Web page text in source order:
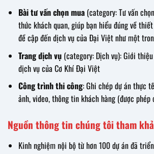
Bài tư vấn chọn mua(category: Tư vấn
thức khách quan, giúp bạn hiểu đúng về
đề cập đến dịch vụ của Đại Việt như một
Trang dịch vụ(category: Dịch vụ): Giới
dịch vụ của Cơ Khí Đại Việt
Công trình thi công: Ghi chép dự án thực
ảnh, video, thông tin khách hàng (được phép
Nguồn thông tin chúng tôi tham
Kinh nghiệm nội bộ từ hơn 100 dự án đã